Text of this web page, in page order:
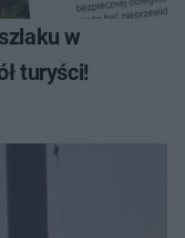
w
turyści!